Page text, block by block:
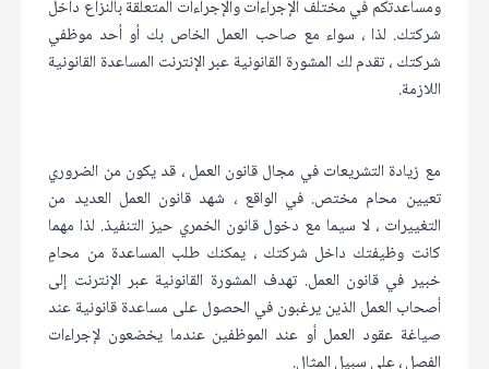
ومساعدتكم في مختلف الإجراءات والإجراءات المتعلقة بالنزاع داخل
شركتك. لذا ، سواء مع صاحب العمل الخاص بك أو أحد موظفي
شركتك ، تقدم لك المشورة القانونية عبر الإنترنت المساعدة القانونية
اللازمة.
مع زيادة التشريعات في مجال قانون العمل ، قد يكون من الضروري
تعيين محام مختص. في الواقع ، شهد قانون العمل العديد من
التغييرات ، لا سيما مع دخول قانون الخمري حيز التنفيذ. لذا مهما
كانت وظيفتك داخل شركتك ، يمكنك طلب المساعدة من محامٍ
خبير في قانون العمل. تهدف المشورة القانونية عبر الإنترنت إلى
أصحاب العمل الذين يرغبون في الحصول على مساعدة قانونية عند
صياغة عقود العمل أو عند الموظفين عندما يخضعون لإجراءات